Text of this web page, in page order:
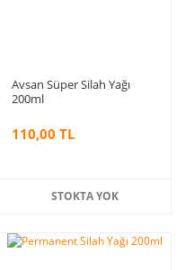
Avsan Süper Silah Yağı
200ml
110,00 TL
STOKTA YOK